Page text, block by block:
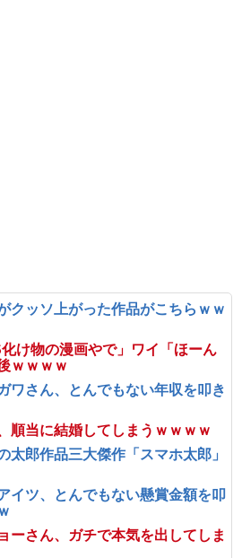
クッソ上がった作品がこちらｗｗ
化け物の漫画やで」ワイ「ほーん
ｗｗｗｗ
ワさん、とんでもない年収を叩き
順当に結婚してしまうｗｗｗｗ
太郎作品三大傑作「スマホ太郎」
イツ、とんでもない懸賞金額を叩
ーさん、ガチで本気を出してしま